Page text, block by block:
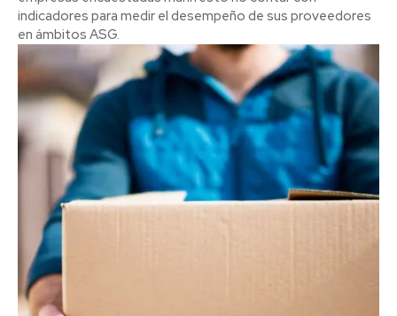
indicadores para medir el desempeño de sus proveedores
en ámbitos ASG.